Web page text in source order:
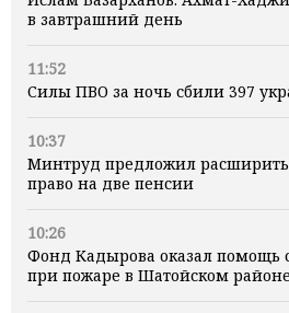
в завтрашний день
11:52
Силы ПВО за ночь сбили 397
10:37
Минтруд предложил
право на две пенсии
10:26
Фонд Кадырова оказал помощь
при пожаре в Шатойском районе